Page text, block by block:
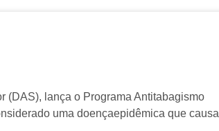
(DAS), lança o Programa Antitabagismo
uma doençaepidêmica que causa